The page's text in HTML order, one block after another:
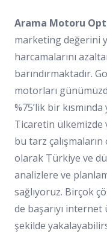
Arama Motoru
marketing değerini
harcamalarını
barındırmaktadır.
motorları
%75’lik bir
Ticaretin ülkemizde
bu tarz
olarak Türkiye ve
analizlere ve
sağlıyoruz. Birçok
de başarıyı internet
şekilde